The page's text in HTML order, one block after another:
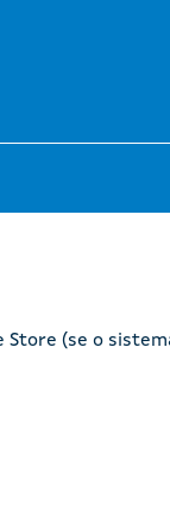
(se o